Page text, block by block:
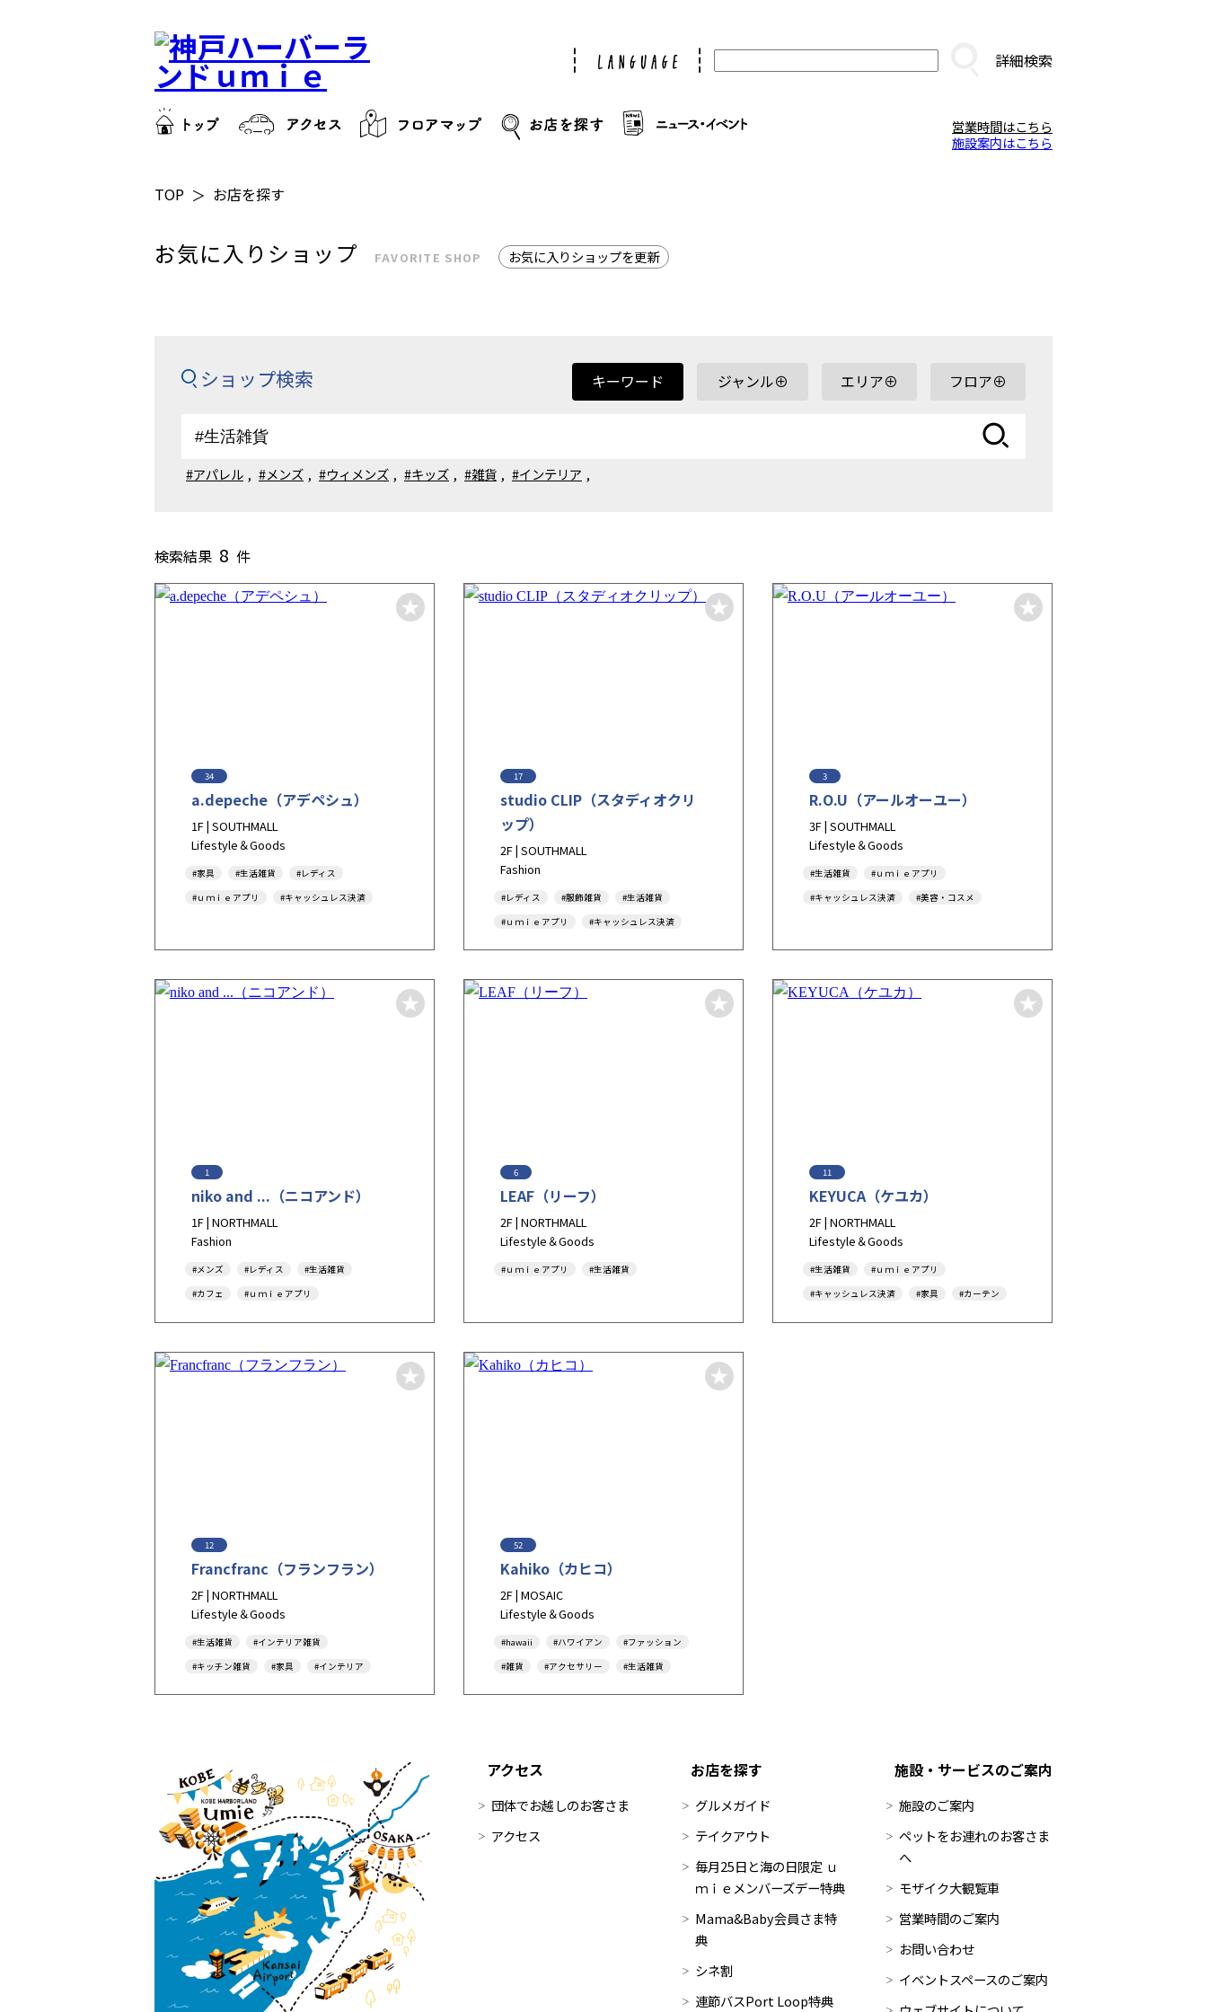
詳細検索
営業時間はこちら
施設案内はこちら
TOP お店を探す
お気に入りショップ FAVORITE SHOP お気に入りショップを更新
ショップ検索 キーワード ジャンル⊕ エリア⊕ フロア⊕
#アパレル , #メンズ , #ウィメンズ , #キッズ , #雑貨 , #インテリア ,
検索結果 8 件
34
a.depeche（アデペシュ）
1F | SOUTHMALL
Lifestyle＆Goods
#家具 #生活雑貨
#レディス
#ｕｍｉｅアプリ
#キャッシュレス決済
17
studio CLIP（スタディオクリ
ップ）
2F | SOUTHMALL
Fashion
#レディス #服飾雑貨
#生活雑貨
#ｕｍｉｅアプリ
#キャッシュレス決済
3
R.O.U（アールオーユー）
3F | SOUTHMALL
Lifestyle＆Goods
#生活雑貨
#ｕｍｉｅアプリ
#キャッシュレス決済
#美容・コスメ
1
niko and ...（ニコアンド）
1F | NORTHMALL
Fashion
#メンズ #レディス
#生活雑貨
#カフェ
#ｕｍｉｅアプリ
6
LEAF（リーフ）
2F | NORTHMALL
Lifestyle＆Goods
#ｕｍｉｅアプリ #生活雑貨
11
KEYUCA（ケユカ）
2F | NORTHMALL
Lifestyle＆Goods
#生活雑貨
#ｕｍｉｅアプリ
#キャッシュレス決済
#家具
#カーテン
12
Francfranc（フランフラン）
2F | NORTHMALL
Lifestyle＆Goods
#生活雑貨
#インテリア雑貨
#キッチン雑貨
#家具
#インテリア
52
Kahiko（カヒコ）
2F | MOSAIC
Lifestyle＆Goods
#hawaii #ハワイアン
#ファッション
#雑貨
#アクセサリー
#生活雑貨
アクセス
団体でお越しのお客さま
アクセス
お店を探す
グルメガイド
テイクアウト
毎月25日と海の日限定 ｕ
ｍｉｅメンバーズデー特典
Mama&Baby会員さま特
典
シネ割
連節バスPort Loop特典
施設・サービスのご案内
施設のご案内
ペットをお連れのお客さま
へ
モザイク大観覧車
営業時間のご案内
お問い合わせ
イベントスペースのご案内